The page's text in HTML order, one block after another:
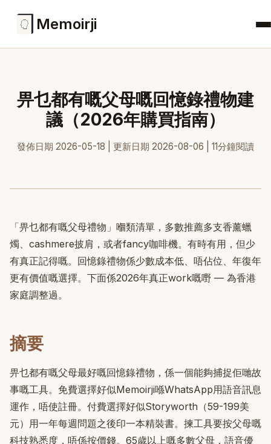
Memoirji
畀乜都有嘅父母嘅回憶錄禮物建
議（2026年購買指南）
發佈日期 2026-05-18 | 更新日期 2026-08-06 | 11分鐘閱讀
「畀乜都有嘅父母禮物」嗰類清單，多數推薦多支香薰蠟
燭、cashmere披肩，或者fancy咖啡機。有時有用，但少
有真正記得嘅。回憶錄禮物係少數成本低、唔佔位、年復年
更有價值嘅選擇。下面係2026年真正work嘅嘢 — 為香港
家庭調整過。
摘要
畀乜都有嘅父母最好嘅回憶錄禮物，係一個能夠捕捉佢哋故
事嘅工具。免費選擇好似Memoirji喺WhatsApp用語音訊息
運作，唔使註冊。付費選擇好似Storyworth（59-199美
元）用一年每週問題之後印一本精裝書。揀工具要按父母嘅
科技熟悉度，唔係按價錢。65歲以上嘅多數父母，語音優